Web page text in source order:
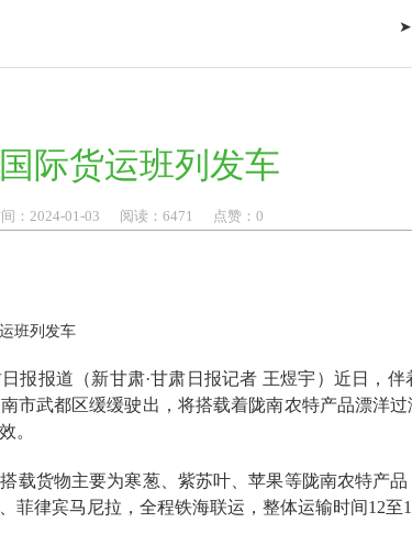
际货运班列发车
： 2024-01-03 阅读：6471 点赞： 0
班列发车
报报道（新甘肃·甘肃日报记者 王煜宇）近日，
市武都区缓缓驶出，将搭载着陇南农特产品漂洋
。
货物主要为寒葱、紫苏叶、苹果等陇南农特产品
菲律宾马尼拉，全程铁海联运，整体运输时间12至